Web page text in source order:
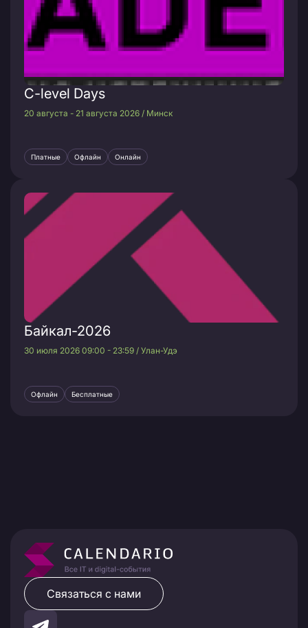
C-level Days
20 августа - 21 августа 2026 / Минск
Платные Офлайн Онлайн
Байкал-2026
30 июля 2026 09:00 - 23:59 / Улан-Удэ
Офлайн Бесплатные
Связаться с нами